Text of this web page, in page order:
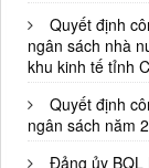
Quyết định
ngân sách nhà
khu kinh tế tỉnh
Quyết định
ngân sách năm
Đảng ủy BQL